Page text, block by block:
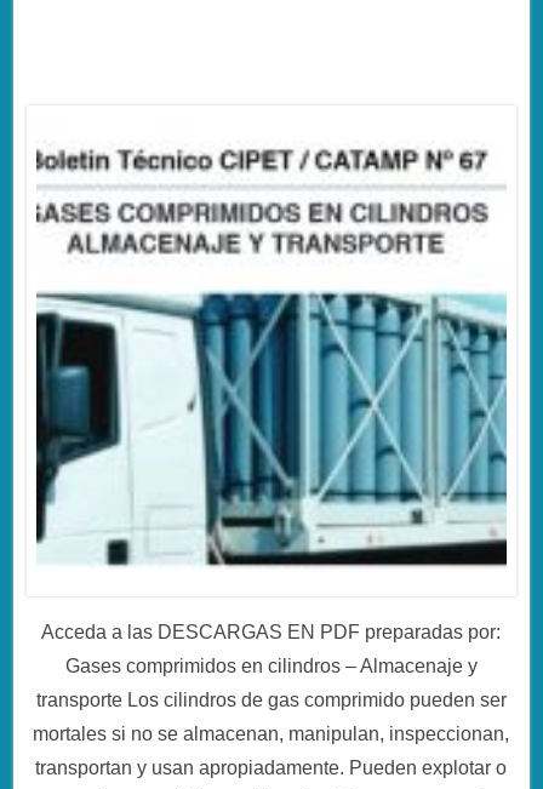
Acceda a las DESCARGAS EN PDF preparadas por:
Gases comprimidos en cilindros – Almacenaje y
transporte Los cilindros de gas comprimido pueden ser
mortales si no se almacenan, manipulan, inspeccionan,
transportan y usan apropiadamente. Pueden explotar o